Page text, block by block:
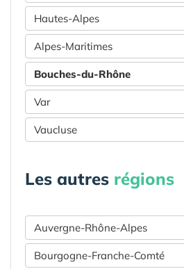
Hautes-Alpes
Alpes-Maritimes
Bouches-du-Rhône
Var
Vaucluse
Les autres régions
Auvergne-Rhône-Alpes
Bourgogne-Franche-Comté